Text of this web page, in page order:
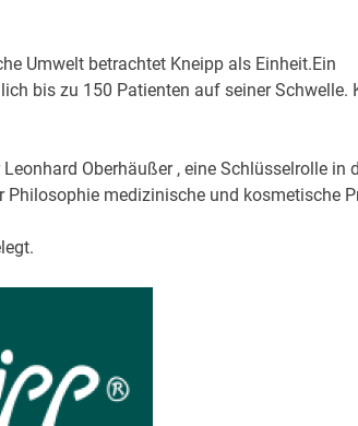
Umwelt betrachtet Kneipp als Einheit.Ein
bis zu 150 Patienten auf seiner Schwelle.
Oberhäußer , eine Schlüsselrolle in
medizinische und kosmetische